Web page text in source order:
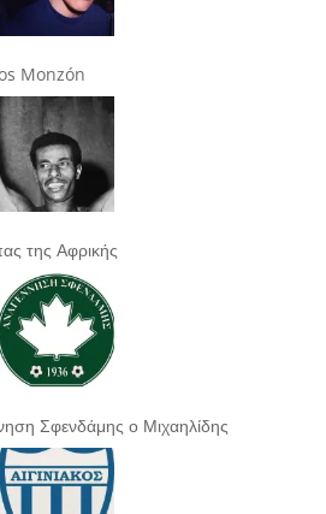
Monzón
της Αφρικής
Σφενδάμης ο Μιχαηλίδης